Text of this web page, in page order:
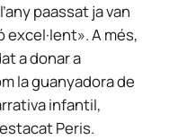
paassat ja van
A més,
a donar a
la guanyadora de
infantil,
Peris.